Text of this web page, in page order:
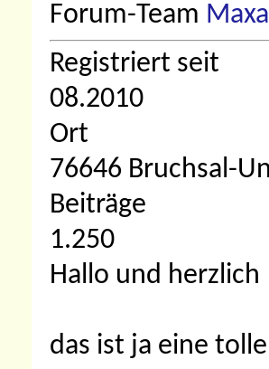
Forum-Team
Registriert seit
08.2010
Ort
76646 Bruchsal-
Beiträge
1.250
Hallo und herzlich
das ist ja eine